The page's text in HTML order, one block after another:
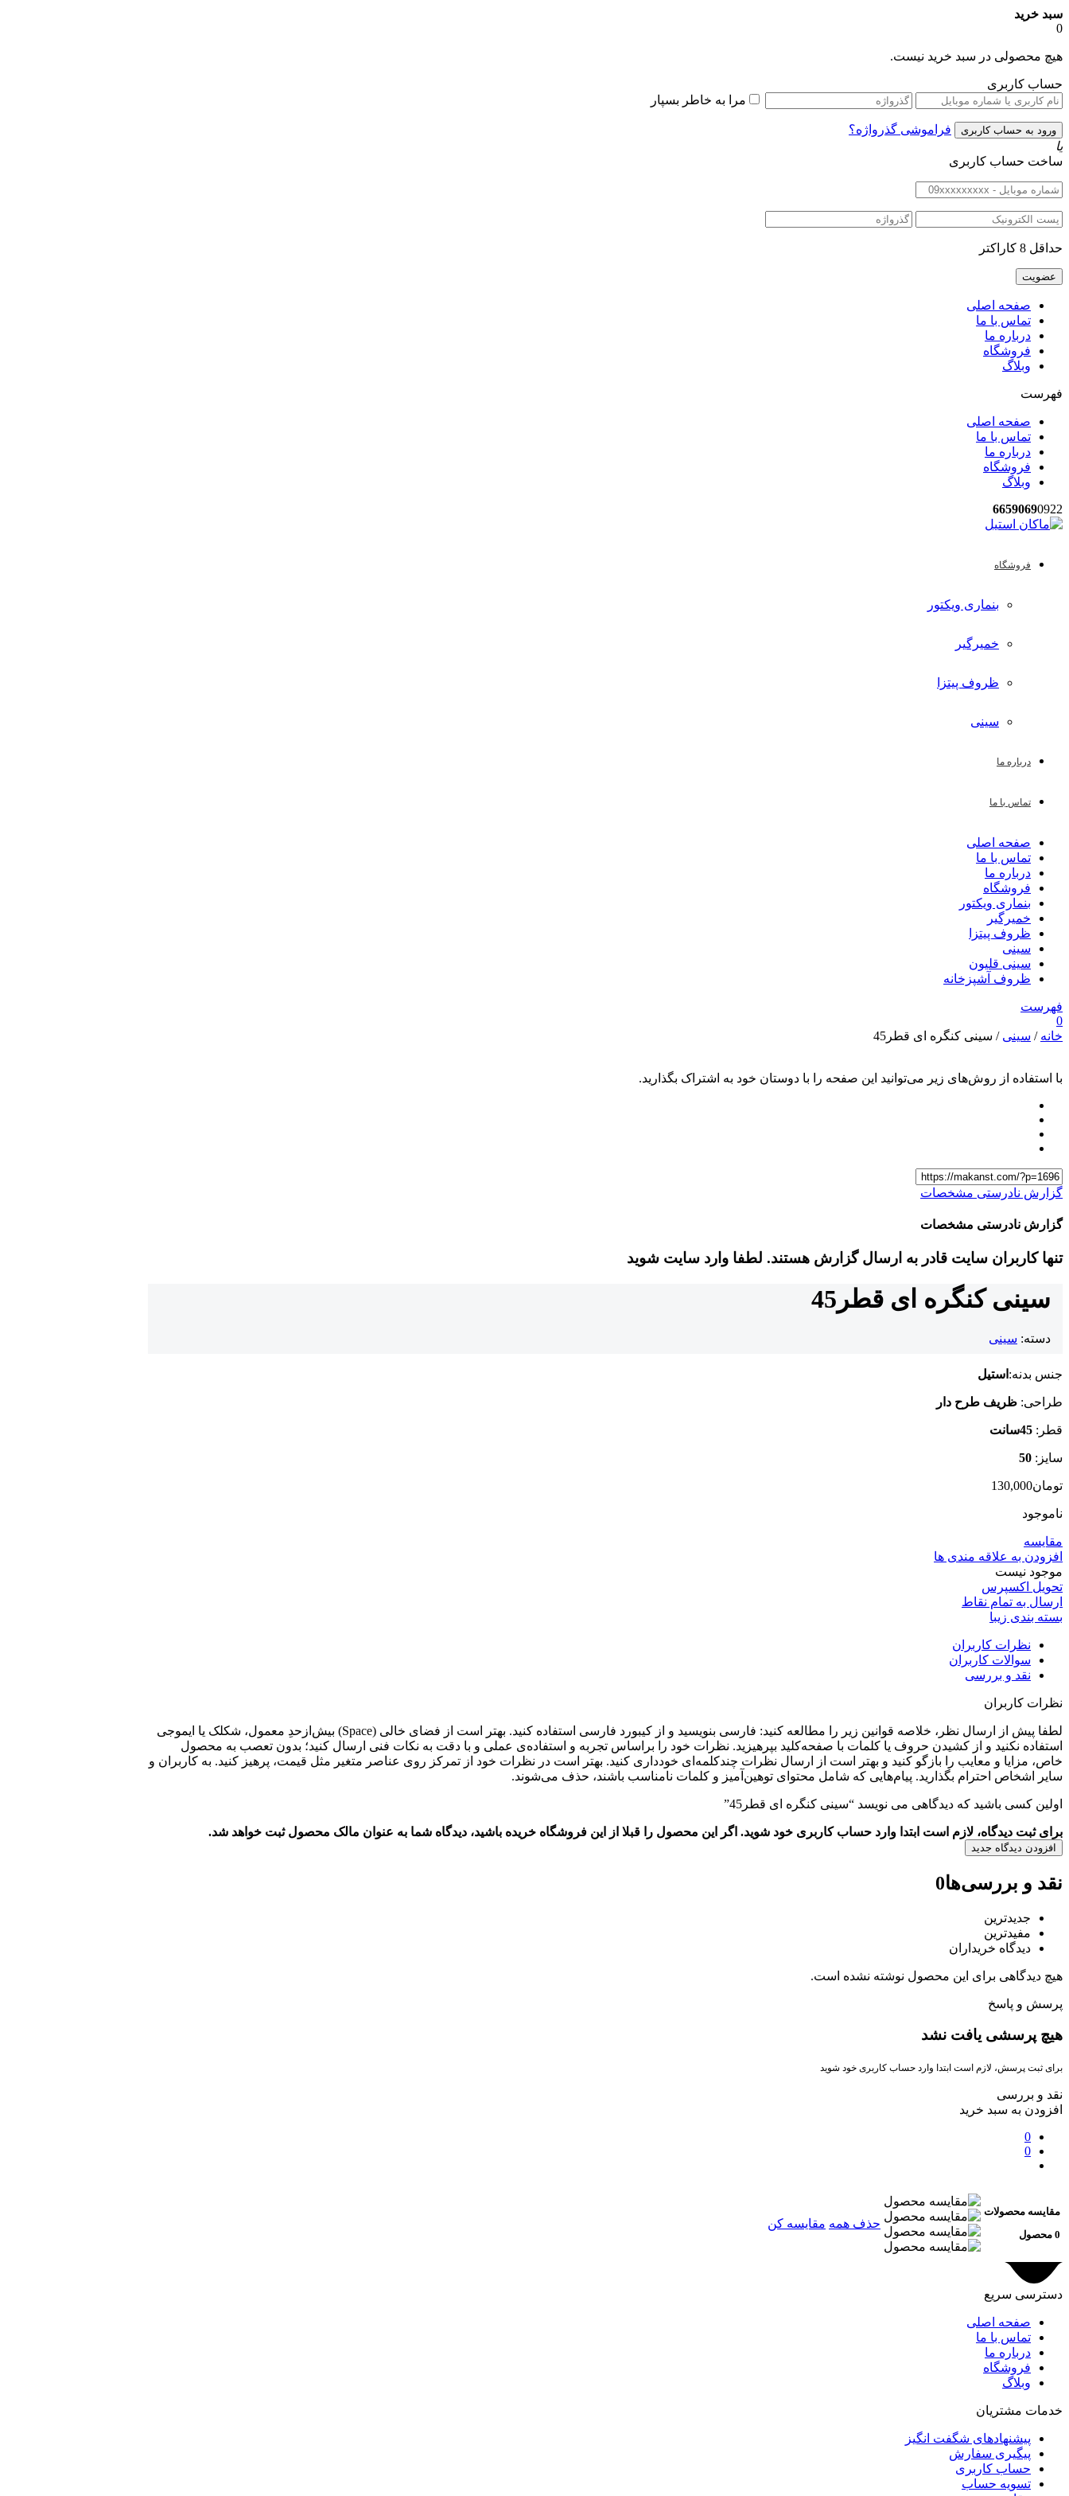
سبد خرید
0
هیچ محصولی در سبد خرید نیست.
حساب کاربری
مرا به خاطر بسپار
فراموشی گذرواژه؟
یا
ساخت حساب کاربری
حداقل 8 کاراکتر
صفحه اصلی
تماس با ما
درباره ما
فروشگاه
وبلاگ
فهرست
صفحه اصلی
تماس با ما
درباره ما
فروشگاه
وبلاگ
66590690922
فروشگاه
بنماری ویکتور
خمیرگیر
ظروف پیتزا
سینی
درباره ما
تماس با ما
صفحه اصلی
تماس با ما
درباره ما
فروشگاه
بنماری ویکتور
خمیرگیر
ظروف پیتزا
سینی
سینی قلیون
ظروف آشپزخانه
فهرست
0
خانه / سینی / سینی کنگره ای قطر45
با استفاده از روش‌های زیر می‌توانید این صفحه را با دوستان خود به اشتراک بگذارید.
گزارش نادرستی مشخصات
گزارش نادرستی مشخصات
تنها کاربران سایت قادر به ارسال گزارش هستند. لطفا وارد سایت شوید
سینی کنگره ای قطر45
دسته: سینی
جنس بدنه: استیل
طراحی: ظریف طرح دار
قطر: 45سانت
سایز: 50
تومان130,000
ناموجود
مقایسه
افزودن به علاقه مندی ها
موجود نیست
تحویل اکسپرس
ارسال به تمام نقاط
بسته بندی زیبا
نظرات کاربران
سوالات کاربران
نقد و بررسی
نظرات کاربران
لطفا پیش از ارسال نظر، خلاصه قوانین زیر را مطالعه کنید: فارسی بنویسید و از کیبورد فارسی استفاده کنید. بهتر است از فضای خالی (Space) بیش‌از‌حدِ معمول، شکلک یا ایموجی
استفاده نکنید و از کشیدن حروف یا کلمات با صفحه‌کلید بپرهیزید. نظرات خود را براساس تجربه و استفاده‌ی عملی و با دقت به نکات فنی ارسال کنید؛ بدون تعصب به محصول
خاص، مزایا و معایب را بازگو کنید و بهتر است از ارسال نظرات چندکلمه‌‌ای خودداری کنید. بهتر است در نظرات خود از تمرکز روی عناصر متغیر مثل قیمت، پرهیز کنید. به کاربران و
سایر اشخاص احترام بگذارید. پیام‌هایی که شامل محتوای توهین‌آمیز و کلمات نامناسب باشند، حذف می‌شوند.
اولین کسی باشید که دیدگاهی می نویسد “سینی کنگره ای قطر45”
برای ثبت دیدگاه، لازم است ابتدا وارد حساب کاربری خود شوید. اگر این محصول را قبلا از این فروشگاه خریده باشید، دیدگاه شما به عنوان مالک محصول ثبت خواهد شد.
افزودن دیدگاه جدید
نقد و بررسی‌ها0
جدیدترین
مفیدترین
دیدگاه خریداران
هیچ دیدگاهی برای این محصول نوشته نشده است.
پرسش و پاسخ
هیچ پرسشی یافت نشد
برای ثبت پرسش، لازم است ابتدا وارد حساب کاربری خود شوید
نقد و بررسی
افزودن به سبد خرید
0
0
مقایسه محصولات
0 محصول
حذف همه مقایسه کن
دسترسی سریع
صفحه اصلی
تماس با ما
درباره ما
فروشگاه
وبلاگ
خدمات مشتریان
پیشنهادهای شگفت انگیز
پیگیری سفارش
حساب کاربری
تسویه حساب